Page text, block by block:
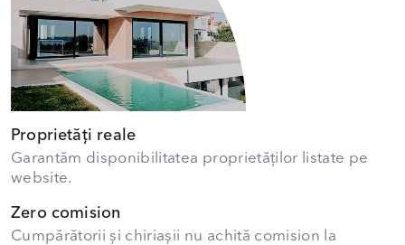
Proprietăți reale
Garantăm disponibilitatea proprietăților listate pe
website.
Zero comision
Cumpărătorii și chiriașii nu achită comision la